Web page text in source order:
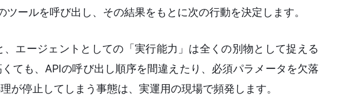
ールを呼び出し、その結果をもとに次の行動を決定します。
エージェントとしての「実行能力」は全くの別物として捉える
ても、APIの呼び出し順序を間違えたり、必須パラメータを欠落
が停止してしまう事態は、実運用の現場で頻発します。